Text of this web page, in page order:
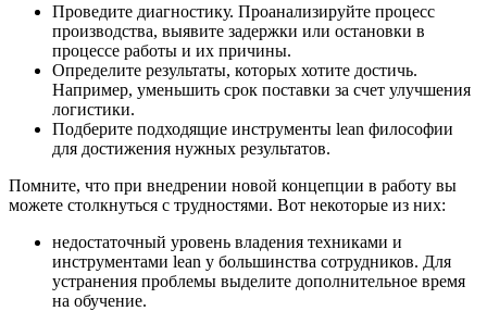
Проведите диагностику. Проанализируйте процесс
производства, выявите задержки или остановки в
процессе работы и их причины.
Определите результаты, которых хотите достичь.
Например, уменьшить срок поставки за счет улучшения
логистики.
Подберите подходящие инструменты lean философии
для достижения нужных результатов.
Помните, что при внедрении новой концепции в работу вы
можете столкнуться с трудностями. Вот некоторые из них:
недостаточный уровень владения техниками и
инструментами lean у большинства сотрудников. Для
устранения проблемы выделите дополнительное время
на обучение.